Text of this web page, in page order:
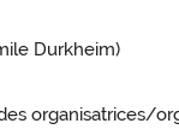
Durkheim)
organisatrices/